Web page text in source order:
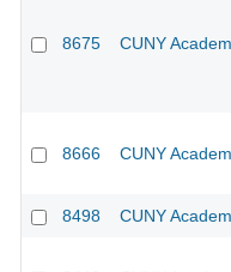
8675 CUNY
8666 CUNY
8498 CUNY